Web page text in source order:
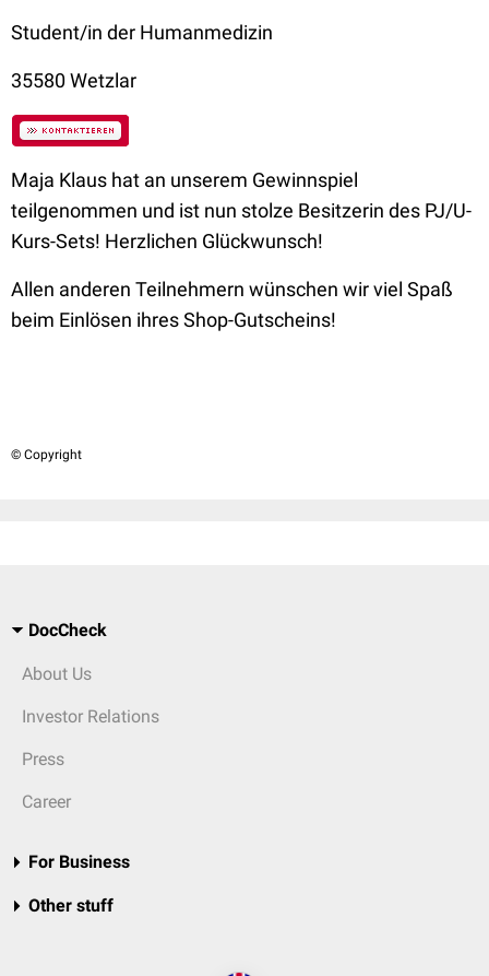
Student/in der Humanmedizin
35580Wetzlar
Maja Klaus hat an unserem Gewinnspiel
teilgenommen und ist nun stolze Besitzerin des PJ/U-
Kurs-Sets! Herzlichen Glückwunsch!
Allen anderen Teilnehmern wünschen wir viel Spaß
beim Einlösen ihres Shop-Gutscheins!
© Copyright
DocCheck
About Us
Investor Relations
Press
Career
For Business
Other stuff